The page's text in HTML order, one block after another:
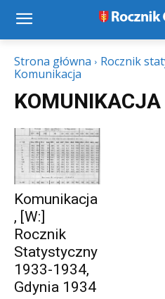
Strona główna
Rocznik
Komunikacja
KOMUNIKACJA
Komunikacja
, [W:]
Rocznik
Statystyczny
1933-1934,
Gdynia 1934